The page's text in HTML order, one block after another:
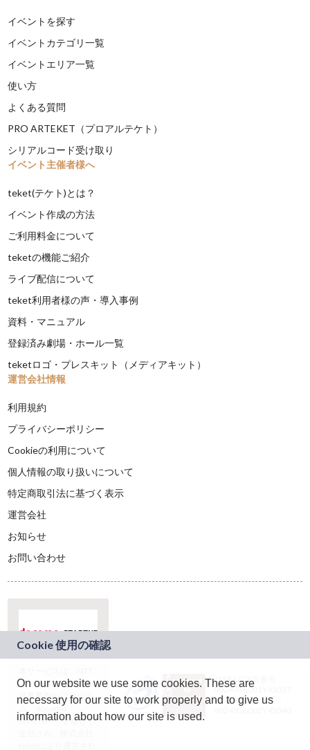
イベントを探す
イベントカテゴリ一覧
イベントエリア一覧
使い方
よくある質問
PRO ARTEKET（プロアルテケト）
シリアルコード受け取り
イベント主催者様へ
teket(テケト)とは？
イベント作成の方法
ご利用料金について
teketの機能ご紹介
ライブ配信について
teket利用者様の声・導入事例
資料・マニュアル
登録済み劇場・ホール一覧
teketロゴ・プレスキット（メディアキット）
運営会社情報
利用規約
プライバシーポリシー
Cookieの利用について
個人情報の取り扱いについて
特定商取引法に基づく表示
運営会社
お知らせ
お問い合わせ
ドコモグループの新
規事業創出プログラ
ム「docomo
STARTUP」を通じて
JASRAC許諾番号：
9024936001Y45037
JASRAC許諾番号：
On our website we use some cookies. These are
necessary for our site to work properly and to give us
information about how our site is used.